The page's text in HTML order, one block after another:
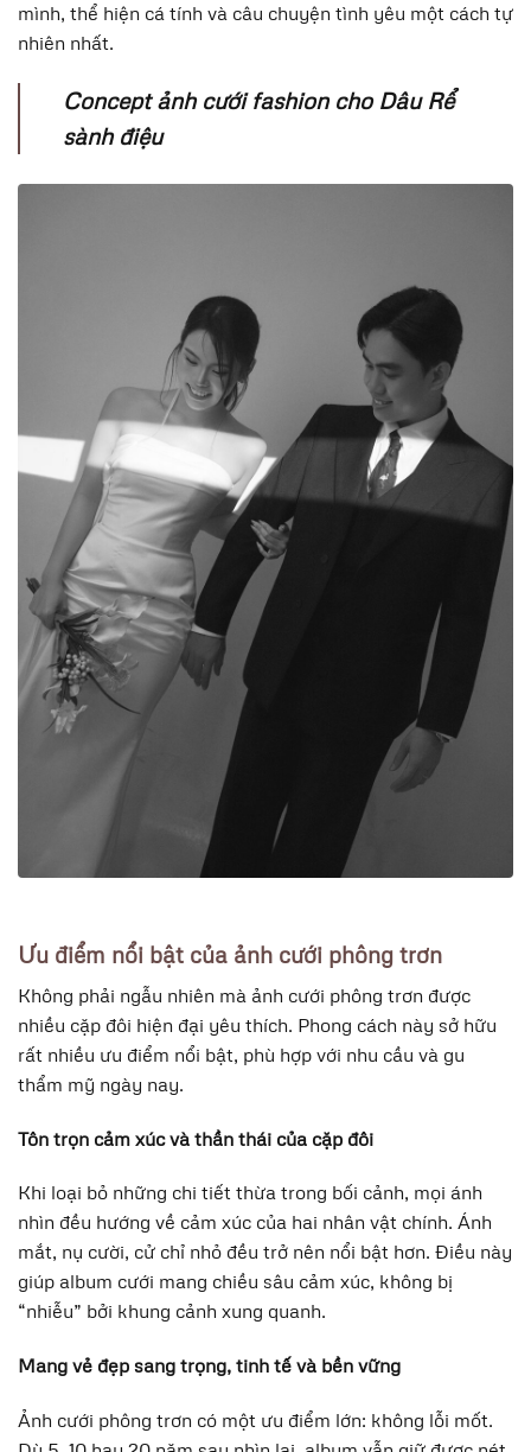
mình, thể hiện cá tính và câu chuyện tình yêu một cách tự
nhiên nhất.
Concept ảnh cưới fashion cho Dâu Rể
sành điệu
Ưu điểm nổi bật của ảnh cưới phông trơn
Không phải ngẫu nhiên mà ảnh cưới phông trơn được
nhiều cặp đôi hiện đại yêu thích. Phong cách này sở hữu
rất nhiều ưu điểm nổi bật, phù hợp với nhu cầu và gu
thẩm mỹ ngày nay.
Tôn trọn cảm xúc và thần thái của cặp đôi
Khi loại bỏ những chi tiết thừa trong bối cảnh, mọi ánh
nhìn đều hướng về cảm xúc của hai nhân vật chính. Ánh
mắt, nụ cười, cử chỉ nhỏ đều trở nên nổi bật hơn. Điều này
giúp album cưới mang chiều sâu cảm xúc, không bị
“nhiễu” bởi khung cảnh xung quanh.
Mang vẻ đẹp sang trọng, tinh tế và bền vững
Ảnh cưới phông trơn có một ưu điểm lớn: không lỗi mốt.